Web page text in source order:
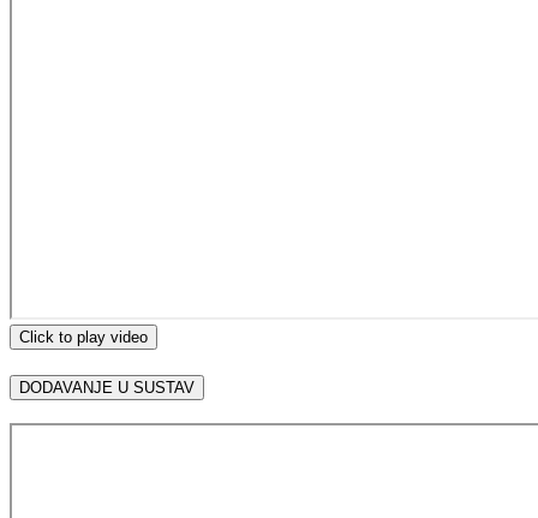
Click to play video
DODAVANJE U SUSTAV